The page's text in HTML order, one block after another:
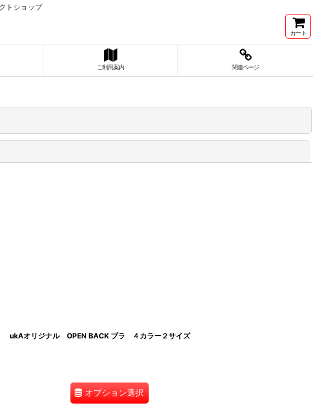
トショップ
カート
ご利用案内 関連ページ
ukAオリジナル OPEN BACK ブラ ４カラー２サイズ
オプション選択